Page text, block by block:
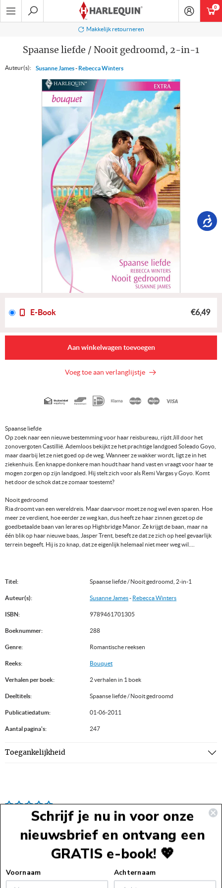
Ga
naar
Makkelijk retourneren
Spaanse liefde / Nooit gedroomd, 2-in-1
Auteur(s): Susanne James- Rebecca Winters
Spaanse liefde
Op zoek naar een nieuwe bestemming voor haar reisbureau, rijdt Jill door het
zonovergoten Castillië. Ademloos bekijkt ze het prachtige landgoed Soleado Goyo,
maar daarbij let ze niet goed op de weg. Wanneer ze wakker wordt, ligt ze in het
ziekenhuis. Een knappe donkere man houdt haar hand vast en vraagt voor haar te
mogen zorgen op zijn landgoed. Hij stelt zich voor als Remi Vargas y Goyo. Komt
het door de schok dat ze zomaar toestemt?
Nooit gedroomd
Ria droomt van een wereldreis. Maar daarvoor moet ze nog wel even sparen. Hoe
meer ze verdient, hoe eerder ze weg kan, dus heeft ze haar zinnen gezet op de
goedbetaalde baan van lerares op Highbridge Manor. Ze krijgt de baan, maar na
één blik op haar nieuwe baas, Jasper Trent, beseft ze dat ze zich op heel gevaarlijk
terrein begeeft. Hij is zo knap, dat ze eigenlijk helemaal niet meer weg wil....
Titel: Spaanse liefde / Nooit gedroomd, 2-in-1
Auteur(s): Susanne James- Rebecca Winters
ISBN: 9789461701305
Boeknummer: 288
Genre: Romantische reeksen
Reeks: Bouquet
Verhalen per boek: 2 verhalen in 1 boek
Deeltitels: Spaanse liefde / Nooit gedroomd
Publicatiedatum: 01-06-2011
Aantal pagina's: 247
Toegankelijkheid
E-Book €6,49
Aan winkelwagen toevoegen
Voeg toe aan verlanglijstje
Geaccepteerde
0
Schrijf je nu in voor onze
nieuwsbrief en ontvang een
GRATIS e-book! 💖
Voornaam Achternaam